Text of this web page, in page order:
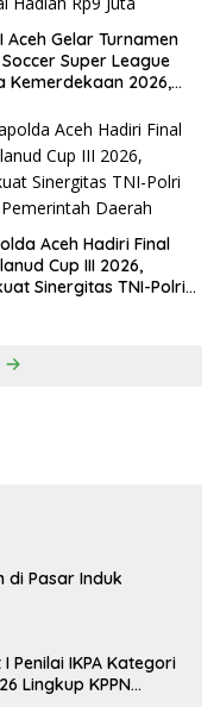
Aceh Gelar Turnamen
Soccer Super League
Kemerdekaan 2026,
Aceh Hadiri Final
Cup III 2026,
Sinergitas TNI-Polri
di Pasar Induk
Penilai IKPA Kategori
Lingkup KPPN